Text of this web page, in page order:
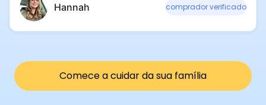
Hannah comprador verificado
Comece a cuidar da sua família